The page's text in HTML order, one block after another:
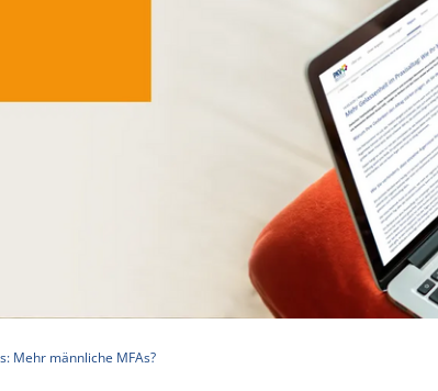
Mehr männliche MFAs?